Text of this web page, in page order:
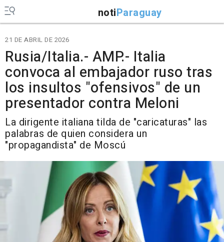
notiParaguay
21 DE ABRIL DE 2026
Rusia/Italia.- AMP.- Italia
convoca al embajador ruso tras
los insultos "ofensivos" de un
presentador contra Meloni
La dirigente italiana tilda de "caricaturas" las
palabras de quien considera un
"propagandista" de Moscú